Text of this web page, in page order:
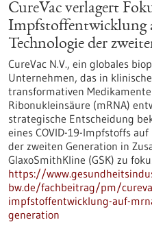
CureVac verlagert
Impfstoffentwicklung
Technologie der
CureVac N.V., ein globales
Unternehmen, das in
transformativen
Ribonukleinsäure (mRNA)
strategische Entscheidung
eines COVID-19-Impfstoffs
der zweiten Generation in
GlaxoSmithKline (GSK) zu
https://
bw.de/fachbeitrag/pm/
impfstoffentwicklung-auf-
generation